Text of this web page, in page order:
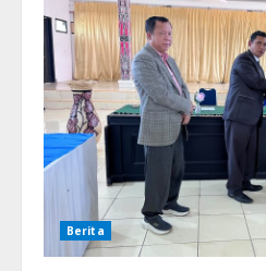
Berita